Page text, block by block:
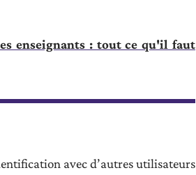
enseignants : tout ce qu'il faut
avec d’autres utilisateurs